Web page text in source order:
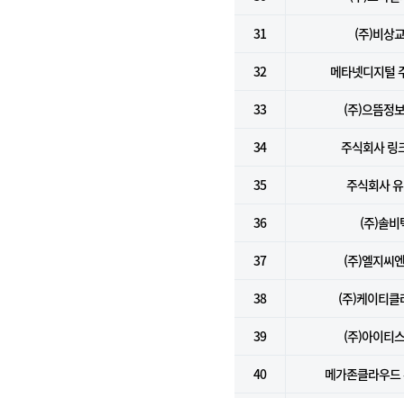
31 (주)비상
32 메타넷디지털
33 (주)으뜸정
34 주식회사 링
35 주식회사
36 (주)솔비
37 (주)엘지씨
38 (주)케이티클
39 (주)아이티
40 메가존클라우